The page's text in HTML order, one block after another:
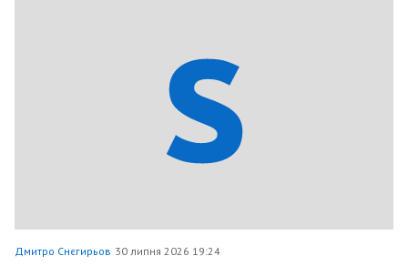
Дмитро Снєгирьов 30 липня 2026 19:24